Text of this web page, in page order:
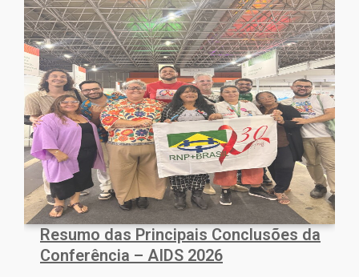
Resumo das Principais Conclusões da
Conferência – AIDS 2026